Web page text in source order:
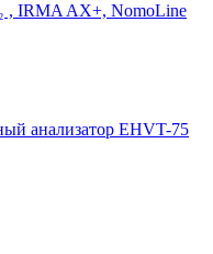
, IRMA AX+, NomoLine
анализатор EHVT-75